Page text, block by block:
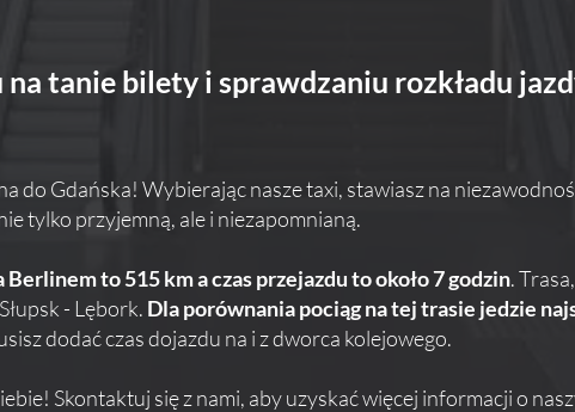
tanie bilety i sprawdzaniu rozkładu
do Gdańska! Wybierając nasze taxi, stawiasz na
tylko przyjemną, ale i niezapomnianą.
to 515 km a czas przejazdu to około 7 godzin.
- Lębork. Dla porównania pociąg na tej trasie jedzie
dodać czas dojazdu na i z dworca kolejowego.
Skontaktuj się z nami, aby uzyskać więcej informacji o